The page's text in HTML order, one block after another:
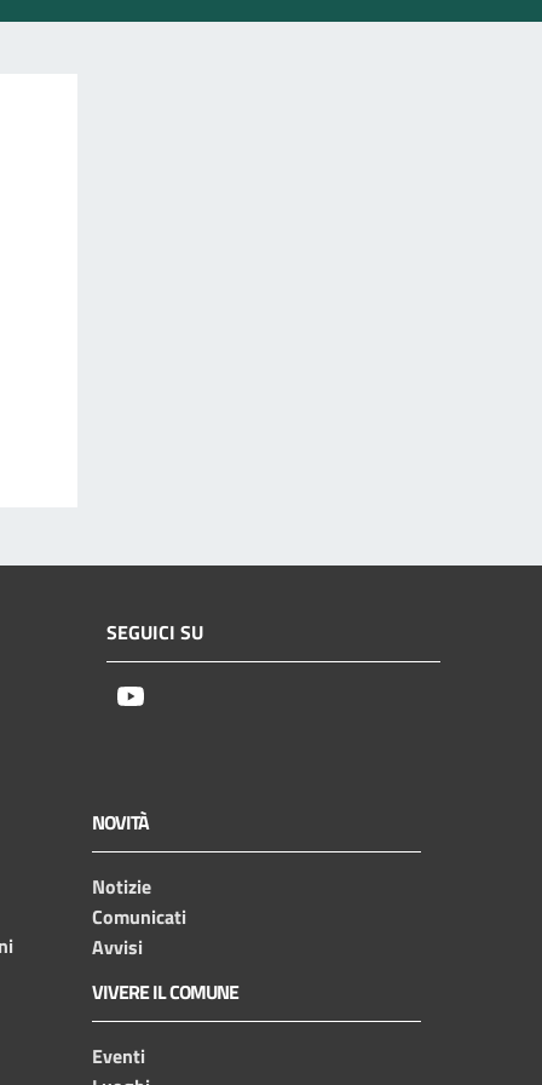
SEGUICI SU
NOVITÀ
Notizie
Comunicati
Avvisi
VIVERE IL COMUNE
Eventi